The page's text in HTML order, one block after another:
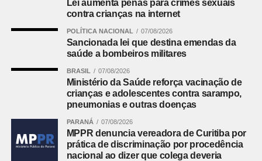
bilhão da Volvo em pesquisa e desenvolvimento até
2025; os R$ 200 milhões da Fiocruz na construção de
uma fábrica de vacinas; e outros R$ 200 milhões da
alemã Horsch, que pretende implantar uma unidade de
Quem será o secretário
de Obras de Curitiba?
Desafios do maior bairro de Curitiba
Lei aumenta penas para crimes sexuais
contra crianças na internet
POLÍTICA NACIONAL 07/08/2026
Sancionada lei que destina emendas da
saúde a bombeiros militares
BRASIL 07/08/2026
Ministério da Saúde reforça vacinação de
crianças e adolescentes contra sarampo,
pneumonias e outras doenças
PARANÁ 07/08/2026
MPPR denuncia vereadora de Curitiba por
prática de discriminação por procedência
nacional ao dizer que colega deveria